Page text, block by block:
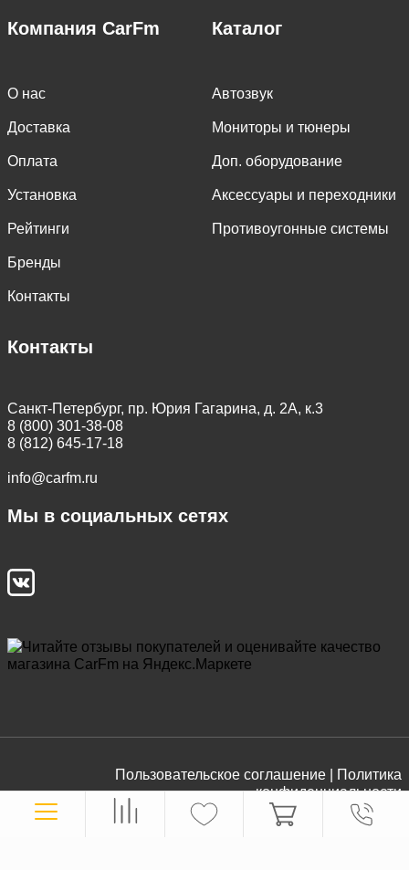
Компания CarFm
О нас
Доставка
Оплата
Установка
Рейтинги
Бренды
Контакты
Каталог
Автозвук
Мониторы и тюнеры
Доп. оборудование
Аксессуары и переходники
Противоугонные системы
Контакты
Санкт-Петербург, пр. Юрия Гагарина, д. 2А, к.3
8 (800) 301-38-08
8 (812) 645-17-18
info@carfm.ru
Мы в социальных сетях
Пользовательское соглашение |
Политика
конфиденциальности